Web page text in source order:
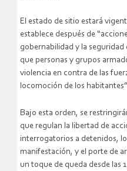
El estado de sitio estará
establece después de
gobernabilidad y la
que personas y grupos
violencia en contra de las
locomoción de los
Bajo esta orden, se
que regulan la libertad de
interrogatorios a detenidos,
manifestación, y el porte de
un toque de queda desde las